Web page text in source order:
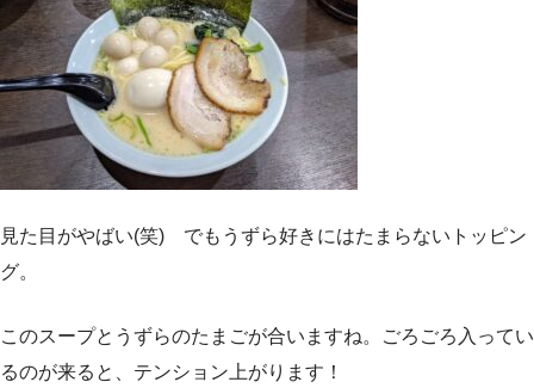
見た目がやばい(笑) でもうずら好きにはたまらないトッピン
グ。
このスープとうずらのたまごが合いますね。ごろごろ入ってい
るのが来ると、テンション上がります！